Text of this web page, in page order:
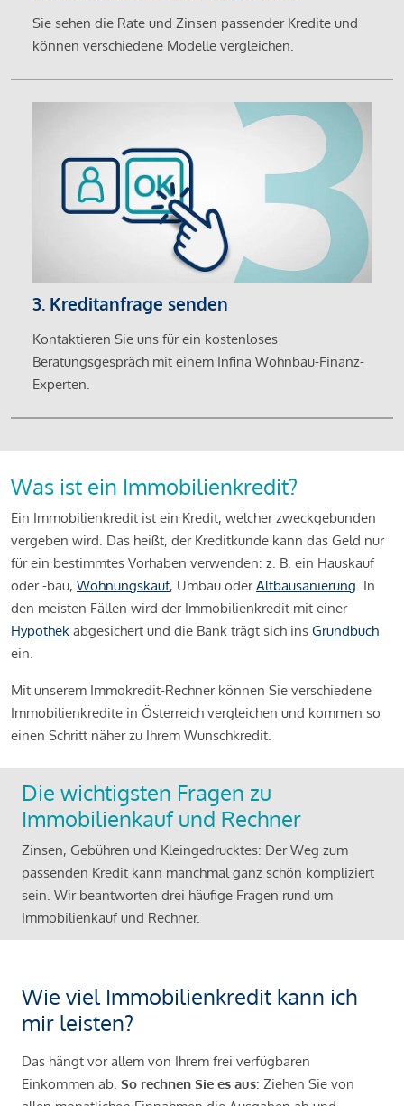
Sie sehen die Rate und Zinsen passender Kredite und
können verschiedene Modelle vergleichen.
3. Kreditanfrage senden
Kontaktieren Sie uns für ein kostenloses
Beratungsgespräch mit einem Infina Wohnbau-Finanz-
Experten.
Was ist ein Immobilienkredit?
Ein Immobilienkredit ist ein Kredit, welcher zweckgebunden
vergeben wird. Das heißt, der Kreditkunde kann das Geld nur
für ein bestimmtes Vorhaben verwenden: z. B. ein Hauskauf
oder -bau, Wohnungskauf, Umbau oderAltbausanierung. In
den meisten Fällen wird der Immobilienkredit mit einer
Hypothek abgesichert und die Bank trägt sich ins Grundbuch
ein.
Mit unserem Immokredit-Rechner können Sie verschiedene
Immobilienkredite in Österreich vergleichen und kommen so
einen Schritt näher zu Ihrem Wunschkredit.
Die wichtigsten Fragen zu
Immobilienkauf und Rechner
Zinsen, Gebühren und Kleingedrucktes: Der Weg zum
passenden Kredit kann manchmal ganz schön kompliziert
sein. Wir beantworten drei häufige Fragen rund um
Immobilienkauf und Rechner.
Wie viel Immobilienkredit kann ich
mir leisten?
Das hängt vor allem von Ihrem frei verfügbaren
Einkommen ab. So rechnen Sie es aus: Ziehen Sie von